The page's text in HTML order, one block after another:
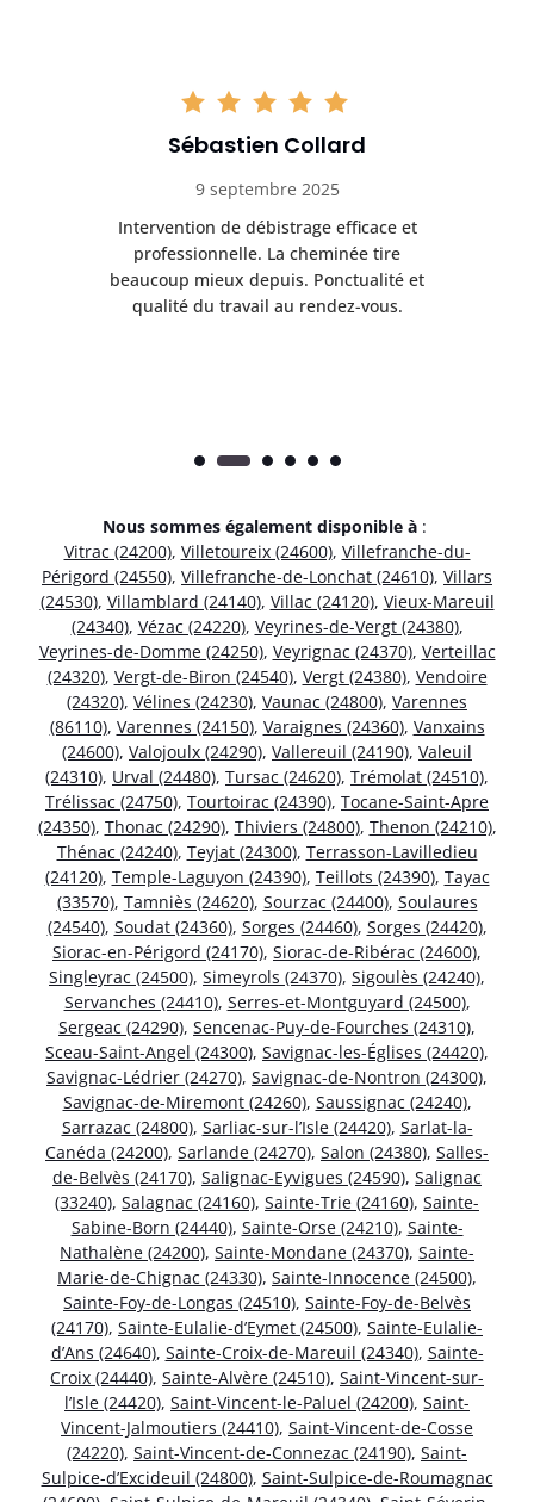
Sébastien Collard
9 septembre 2025
Intervention de débistrage efficace et
professionnelle. La cheminée tire
beaucoup mieux depuis. Ponctualité et
qualité du travail au rendez-vous.
Nous sommes également disponible à :
Vitrac (24200), Villetoureix (24600), Villefranche-du-
Périgord (24550), Villefranche-de-Lonchat (24610), Villars
(24530), Villamblard (24140), Villac (24120), Vieux-Mareuil
(24340), Vézac (24220), Veyrines-de-Vergt (24380),
Veyrines-de-Domme (24250), Veyrignac (24370), Verteillac
(24320), Vergt-de-Biron (24540), Vergt (24380), Vendoire
(24320), Vélines (24230), Vaunac (24800), Varennes
(86110), Varennes (24150), Varaignes (24360), Vanxains
(24600), Valojoulx (24290), Vallereuil (24190), Valeuil
(24310), Urval (24480), Tursac (24620), Trémolat (24510),
Trélissac (24750), Tourtoirac (24390), Tocane-Saint-Apre
(24350), Thonac (24290), Thiviers (24800), Thenon (24210),
Thénac (24240), Teyjat (24300), Terrasson-Lavilledieu
(24120), Temple-Laguyon (24390), Teillots (24390), Tayac
(33570), Tamniès (24620), Sourzac (24400), Soulaures
(24540), Soudat (24360), Sorges (24460), Sorges (24420),
Siorac-en-Périgord (24170), Siorac-de-Ribérac (24600),
Singleyrac (24500), Simeyrols (24370), Sigoulès (24240),
Servanches (24410), Serres-et-Montguyard (24500),
Sergeac (24290), Sencenac-Puy-de-Fourches (24310),
Sceau-Saint-Angel (24300), Savignac-les-Églises (24420),
Savignac-Lédrier (24270), Savignac-de-Nontron (24300),
Savignac-de-Miremont (24260), Saussignac (24240),
Sarrazac (24800), Sarliac-sur-l’Isle (24420), Sarlat-la-
Canéda (24200), Sarlande (24270), Salon (24380), Salles-
de-Belvès (24170), Salignac-Eyvigues (24590), Salignac
(33240), Salagnac (24160), Sainte-Trie (24160), Sainte-
Sabine-Born (24440), Sainte-Orse (24210), Sainte-
Nathalène (24200), Sainte-Mondane (24370), Sainte-
Marie-de-Chignac (24330), Sainte-Innocence (24500),
Sainte-Foy-de-Longas (24510), Sainte-Foy-de-Belvès
(24170), Sainte-Eulalie-d’Eymet (24500), Sainte-Eulalie-
d’Ans (24640), Sainte-Croix-de-Mareuil (24340), Sainte-
Croix (24440), Sainte-Alvère (24510), Saint-Vincent-sur-
l’Isle (24420), Saint-Vincent-le-Paluel (24200), Saint-
Vincent-Jalmoutiers (24410), Saint-Vincent-de-Cosse
(24220), Saint-Vincent-de-Connezac (24190), Saint-
Sulpice-d’Excideuil (24800), Saint-Sulpice-de-Roumagnac